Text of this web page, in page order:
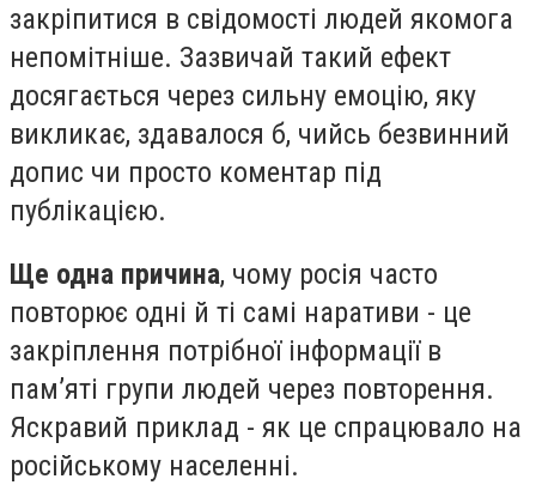
закріпитися в свідомості людей якомога
непомітніше. Зазвичай такий ефект
досягається через сильну емоцію, яку
викликає, здавалося б, чийсь безвинний
допис чи просто коментар під
публікацією.
Ще одна причина, чому росія часто
повторює одні й ті самі наративи - це
закріплення потрібної інформації в
памʼяті групи людей через повторення.
Яскравий приклад - як це спрацювало на
російському населенні.